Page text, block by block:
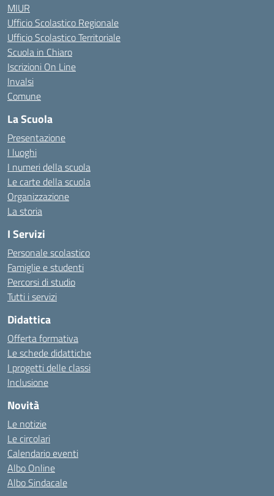
MIUR
Ufficio Scolastico Regionale
Ufficio Scolastico Territoriale
Scuola in Chiaro
Iscrizioni On Line
Invalsi
Comune
La Scuola
Presentazione
I luoghi
I numeri della scuola
Le carte della scuola
Organizzazione
La storia
I Servizi
Personale scolastico
Famiglie e studenti
Percorsi di studio
Tutti i servizi
Didattica
Offerta formativa
Le schede didattiche
I progetti delle classi
Inclusione
Novità
Le notizie
Le circolari
Calendario eventi
Albo Online
Albo Sindacale